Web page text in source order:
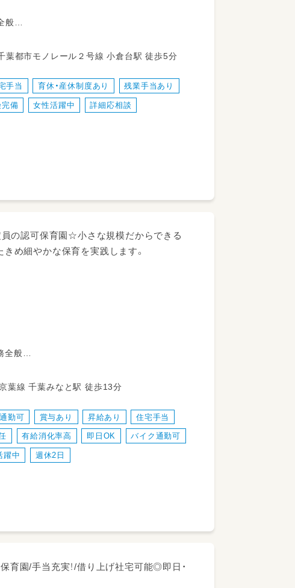
般
葉県千葉市若葉区小倉台4丁目6-2 千葉都市モノレール２号線 小倉台駅 徒歩5分
手当 育休・産休制度あり 残業手当あり
備 女性活躍中 詳細応相談
員の認可保育園☆小さな規模だからできる
め細やかな保育を実践します。
全般
千葉市中央区問屋町13-5 JR京葉線 千葉みなと駅 徒歩13分
勤可 賞与あり 昇給あり 住宅手当
有給消化率高 即日OK バイク通勤可
躍中 週休2日
育園/手当充実！/借り上げ社宅可能◎即日・